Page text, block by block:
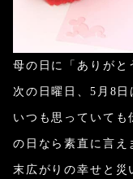
母の日に「ありがと
次の日曜日、5月8日
いつも思っていて
の日なら素直に言え
末広がりの幸せと災